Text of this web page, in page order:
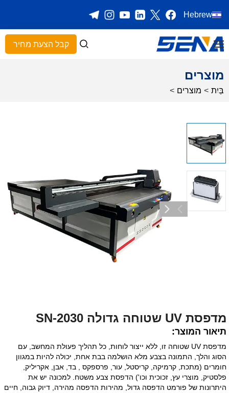
Hebrew
קבל הצעת מחיר
מוצרים
בַּיִת > מוצרים >
מדפסת UV שטוחה גדולה SN-2030
תיאור המוצר:
מדפסת UV שטוחה זו, ללא ייצור לוחות, כל תהליך פעולת המחשב, עם
הסוג והלך, התמונה בצבע מלא הושלמה בבת אחת, יכולה להיות במגוון
חומרים (מתכת, קרמיקה, קריסטל, עור, פרספקס , בד, אבן, אקריליק,
פלסטיק, מוצרי עץ, זכוכית וכו') הדפסת צבע משטח. למכונה יש את
היתרונות של פורמט הדפסה גדול, מהירות הדפסה מהירה, דיוק גבוה, חיים